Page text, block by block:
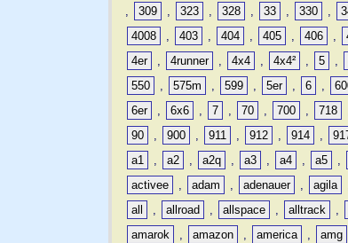
,
309 , 323 , 328 , 33 , 330 ,
4008
, 403 , 404 , 405 , 406 ,
4er
, 4runner , 4x4 , 4x4² , 5 ,
550
, 575m , 599 , 5er , 6 ,
6er
, 6x6 , 7 , 70 , 700 , 718
90
, 900 , 911 , 912 , 914 ,
a1
, a2 , a2q , a3 , a4 , a5 ,
activee
, adam , adenauer , agila
all
, allroad , allspace , alltrack ,
amarok
, amazon , america , amg